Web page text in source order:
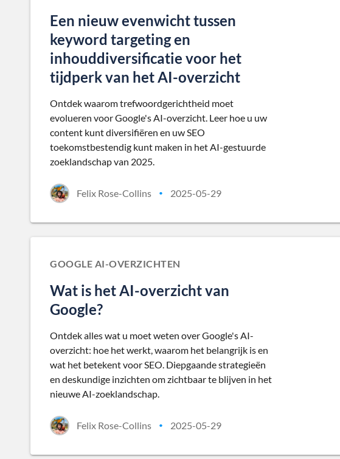
Een nieuw evenwicht tussen
keyword targeting en
inhouddiversificatie voor het
tijdperk van het AI-overzicht
Ontdek waarom trefwoordgerichtheid moet
evolueren voor Google's AI-overzicht. Leer hoe u uw
content kunt diversifiëren en uw SEO
toekomstbestendig kunt maken in het AI-gestuurde
zoeklandschap van 2025.
Felix Rose-Collins • 2025-05-29
GOOGLE AI-OVERZICHTEN
Wat is het AI-overzicht van
Google?
Ontdek alles wat u moet weten over Google's AI-
overzicht: hoe het werkt, waarom het belangrijk is en
wat het betekent voor SEO. Diepgaande strategieën
en deskundige inzichten om zichtbaar te blijven in het
nieuwe AI-zoeklandschap.
Felix Rose-Collins • 2025-05-29